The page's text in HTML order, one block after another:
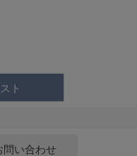
ト
問い合わせ